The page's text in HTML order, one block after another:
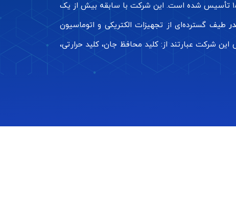
، یک شرکت فرانسوی پیشرو در زمینه تولید تجهیزات الکتریکی و اتوماسیون صنعتی است که در سال ۱۸۳۶ تأسیس شده است. این شرکت با سابقه بیش از یک
طیف گسترده‌ای از تجهیزات الکتریکی و اتوماسیون
شرکت عبارتند از: کلید محافظ جان، کلید حرارتی،